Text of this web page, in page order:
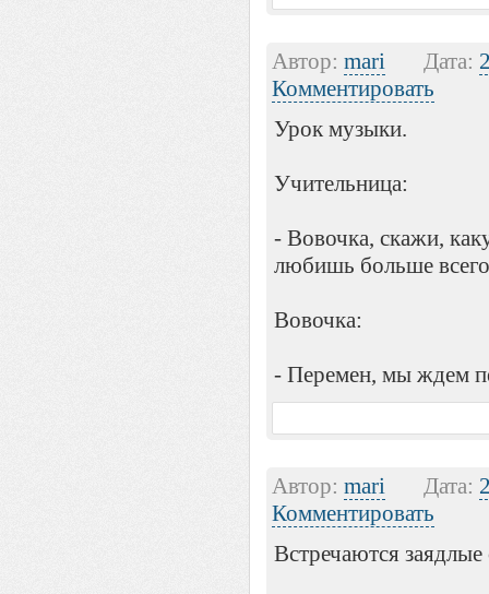
Автор: mari Дата:
Комментировать
Урок музыки.
Учительница:
- Вовочка, скажи,
любишь больше
Вовочка:
- Перемен, мы ждем
Автор: mari Дата:
Комментировать
Встречаются